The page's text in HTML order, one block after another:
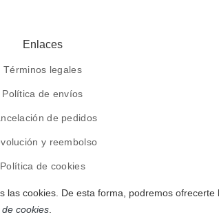
Enlaces
Términos legales
Política de envíos
de pedidos
y reembolso
Política de cookies
las cookies. De esta forma, podremos
cookies